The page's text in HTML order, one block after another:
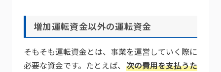
増加運転資金以外の運転資金
そもそも運転資金とは、事業を運営していく際に
必要な資金です。たとえば、 次の費用を支払うた